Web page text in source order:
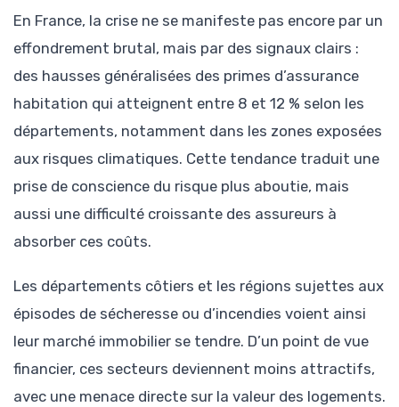
En France, la crise ne se manifeste pas encore par un
effondrement brutal, mais par des signaux clairs :
des hausses généralisées des primes d’assurance
habitation qui atteignent entre 8 et 12 % selon les
départements, notamment dans les zones exposées
aux risques climatiques. Cette tendance traduit une
prise de conscience du risque plus aboutie, mais
aussi une difficulté croissante des assureurs à
absorber ces coûts.
Les départements côtiers et les régions sujettes aux
épisodes de sécheresse ou d’incendies voient ainsi
leur marché immobilier se tendre. D’un point de vue
financier, ces secteurs deviennent moins attractifs,
avec une menace directe sur la valeur des logements.